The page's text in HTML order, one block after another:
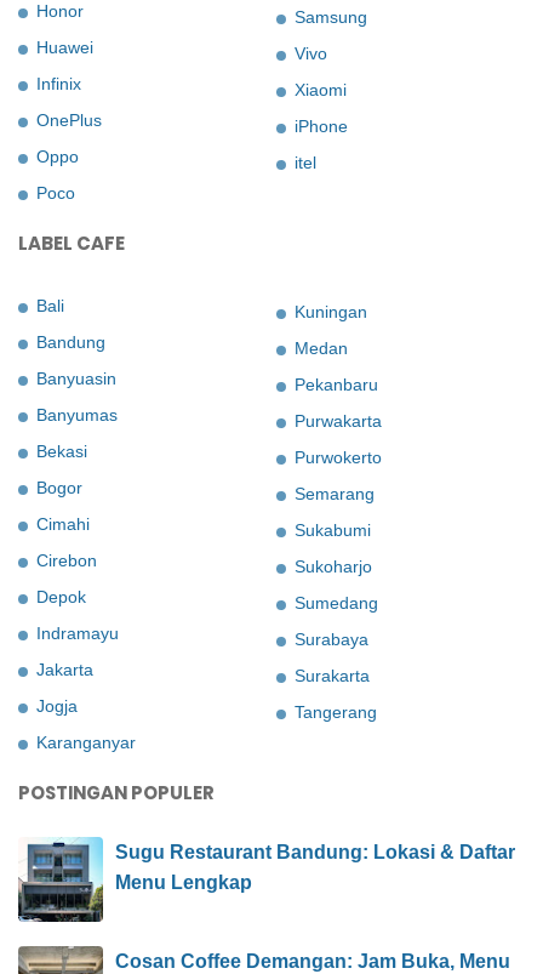
Honor
Huawei
Infinix
OnePlus
Oppo
Poco
Samsung
Vivo
Xiaomi
iPhone
itel
LABEL CAFE
Bali
Bandung
Banyuasin
Banyumas
Bekasi
Bogor
Cimahi
Cirebon
Depok
Indramayu
Jakarta
Jogja
Karanganyar
Kuningan
Medan
Pekanbaru
Purwakarta
Purwokerto
Semarang
Sukabumi
Sukoharjo
Sumedang
Surabaya
Surakarta
Tangerang
POSTINGAN POPULER
Sugu Restaurant Bandung: Lokasi & Daftar
Menu Lengkap
Cosan Coffee Demangan: Jam Buka, Menu